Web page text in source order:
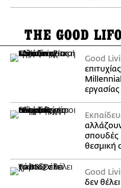
THE GOOD
Good
εργασίας
σπουδές
θεσμική
Good
δεν